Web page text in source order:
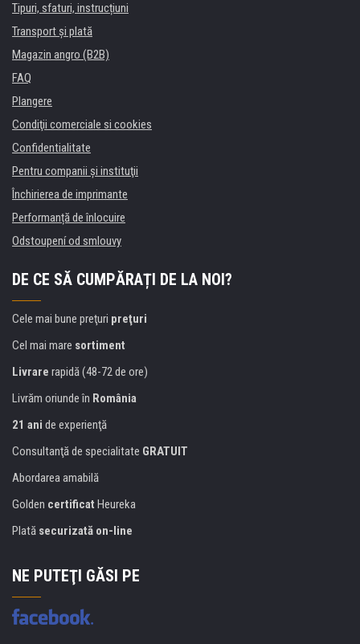
Tipuri, sfaturi, instrucțiuni
Transport şi plată
Magazin angro (B2B)
FAQ
Plangere
Condiţii comerciale si cookies
Confidentialitate
Pentru companii și instituţii
Închirierea de imprimante
Performanță de înlocuire
Odstoupení od smlouvy
DE CE SĂ CUMPĂRAȚI DE LA NOI?
Cele mai bune preţuri preţuri
Cel mai mare sortiment
Livrare rapidă (48-72 de ore)
Livrăm oriunde în România
21 ani de experienţă
Consultanţă de specialitate GRATUIT
Abordarea amabilă
Golden certificat Heureka
Plată securizată on-line
NE PUTEŢI GĂSI PE